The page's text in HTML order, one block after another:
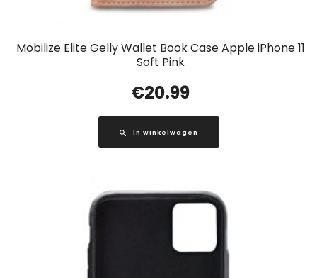
Mobilize Elite Gelly Wallet Book Case Apple iPhone 11
Soft Pink
€20.99
In winkelwagen